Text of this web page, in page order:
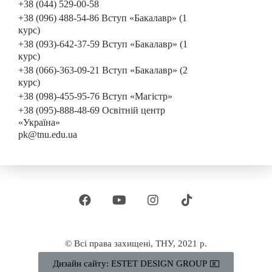
+38 (044) 529-00-58
+38 (096) 488-54-86 Вступ «Бакалавр» (1
курс)
+38 (093)-642-37-59 Вступ «Бакалавр» (1
курс)
+38 (066)-363-09-21 Вступ «Бакалавр» (2
курс)
+38 (098)-455-95-76 Вступ «Магістр»
+38 (095)-888-48-69 Освітній центр
«Україна»
pk@tnu.edu.ua
© Всі права захищені, ТНУ, 2021 р.
Дизайн сайту: ESTET DESIGN GROUP